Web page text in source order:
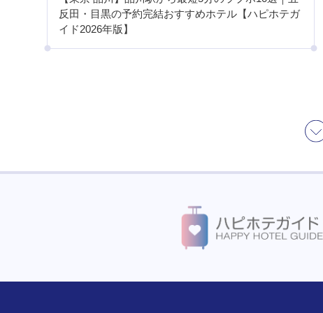
反田・目黒の予約完結おすすめホテル【ハピホテガ
イド2026年版】